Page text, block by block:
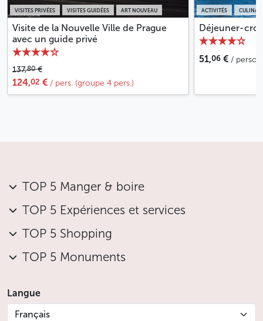
VISITES PRIVÉES VISITES GUIDÉES ART NOUVEAU
Visite de la Nouvelle Ville de Prague
avec un guide privé
137,80€
124,02 € / pers. (groupe 4 pers.)
ACTIVITÉS
Déjeuner-
51,06 € /
TOP 5 Manger & boire
TOP 5 Expériences et services
TOP 5 Shopping
TOP 5 Monuments
Langue
Français